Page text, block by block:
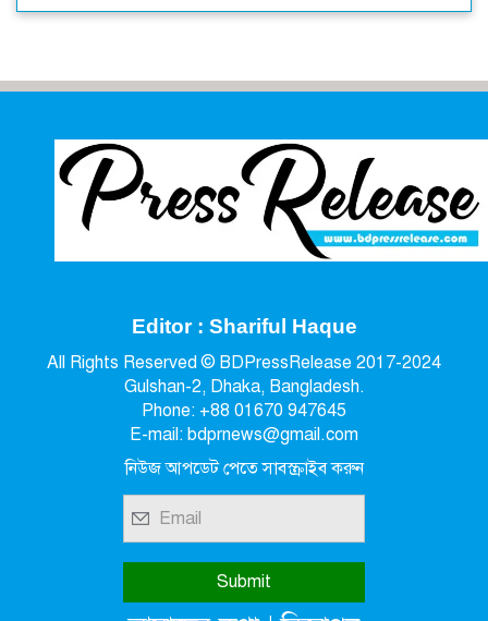
Editor : Shariful Haque
All Rights Reserved © BDPressRelease 2017-2024
Gulshan-2, Dhaka, Bangladesh.
Phone: +88 01670 947645
E-mail: bdprnews@gmail.com
নিউজ আপডেট পেতে সাবস্ক্রাইব করুন